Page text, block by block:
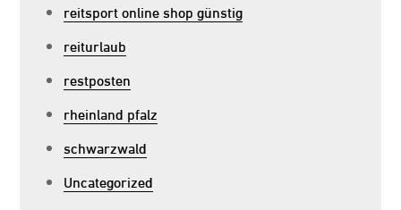
reitsport online shop günstig
reiturlaub
restposten
rheinland pfalz
schwarzwald
Uncategorized